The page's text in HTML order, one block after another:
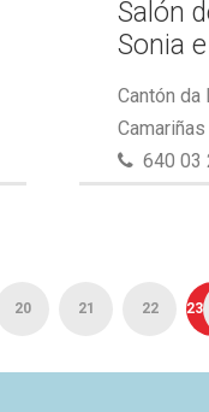
Salón
Sonia
Cantón da
640 03
20 21 22 23